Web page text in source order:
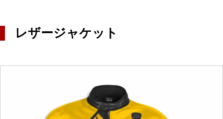
レザージャケット